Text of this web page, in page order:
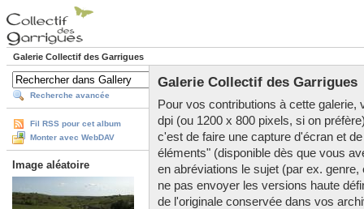
Galerie Collectif des Garrigues
Recherche avancée
Fil RSS pour cet album
Monter avec WebDAV
Image aléatoire
Galerie Collectif des Garrigues
Pour vos contributions à cette
dpi (ou 1200 x 800 pixels, si on
c'est de faire une capture d'écran et
éléments" (disponible dès que vous
en abréviations le sujet (par ex.
ne pas envoyer les versions haute
de l'originale conservée dans vos